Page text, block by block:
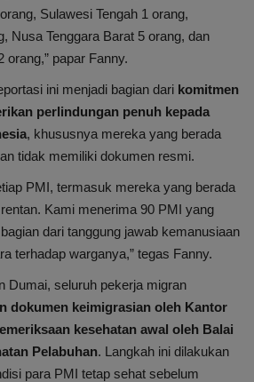
Sulawesi Tengah 1 orang,
Nusa Tenggara Barat 5 orang, dan
orang,” papar Fanny.
ini menjadi bagian dari komitmen
perlindungan penuh kepada
, khususnya mereka yang berada
tidak memiliki dokumen resmi.
PMI, termasuk mereka yang berada
Kami menerima 90 PMI yang
dari tanggung jawab kemanusiaan
terhadap warganya,” tegas Fanny.
Dumai, seluruh pekerja migran
dokumen keimigrasian oleh Kantor
kesehatan awal oleh Balai
Pelabuhan. Langkah ini dilakukan
para PMI tetap sehat sebelum